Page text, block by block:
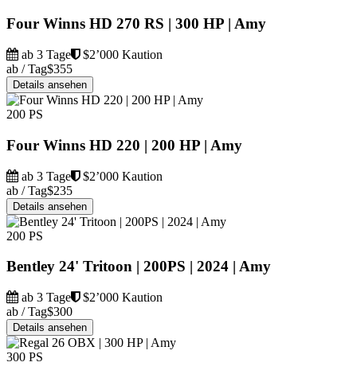
Four Winns HD 270 RS | 300 HP | Amy
ab 3 Tage
$2’000 Kaution
ab / Tag$355
Details ansehen
200 PS
Four Winns HD 220 | 200 HP | Amy
ab 3 Tage
$2’000 Kaution
ab / Tag$235
Details ansehen
200 PS
Bentley 24' Tritoon | 200PS | 2024 | Amy
ab 3 Tage
$2’000 Kaution
ab / Tag$300
Details ansehen
300 PS